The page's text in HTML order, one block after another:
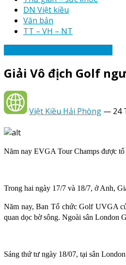
DN Việt kiều
Văn bản
TT – VH – NT
Giải Vô địch Golf
Việt Kiều Hải Phòng — 24
Năm nay EVGA Tour Champs được
Trong hai ngày 17/7 và 18/7, ở Anh,
Năm nay, Ban Tổ chức Golf UVGA
quan dọc bờ sông. Ngoài sân London
Sáng thứ tư ngày 18/07, tại sân